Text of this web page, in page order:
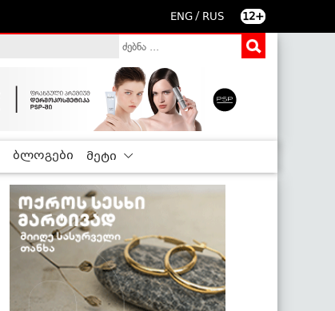
ENG / RUS 12+
ბლოგები მეტი